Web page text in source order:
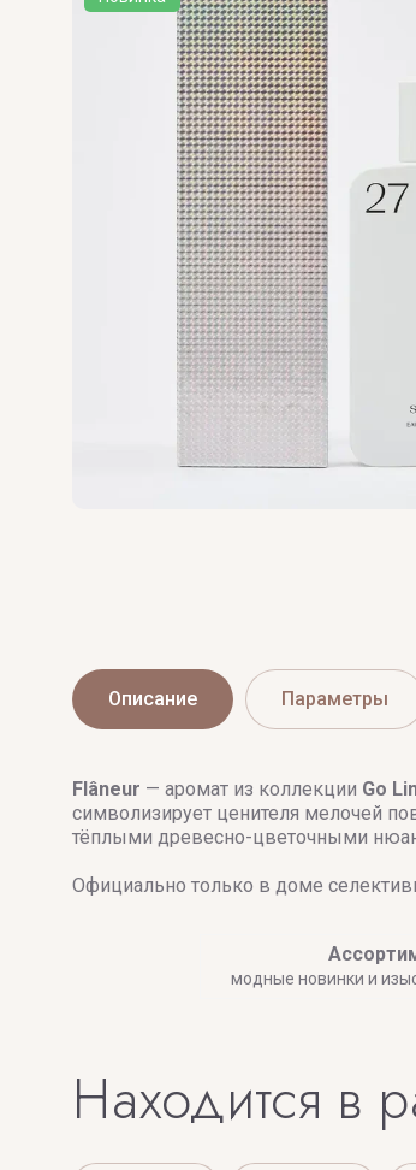
Описание Параметры
Flâneur — аромат из коллекции Go
символизирует ценителя мелочей
тёплыми древесно-цветочными
Официально только в доме
модные новинки и
Находится в
UNIQUE'E LUXURY